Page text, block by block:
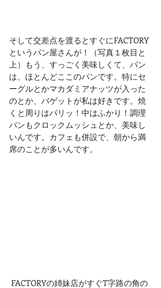
そして交差点を渡るとすぐにFACTORY
というパン屋さんが！（写真１枚目と
上）もう、すっごく美味しくて、パン
は、ほとんどここのパンです。特にセ
ーグルとかマカダミアナッツが入った
のとか、バゲットが私は好きです。焼
くと周りはパリッ！中はふかり！調理
パンもクロックムッシュとか、美味し
いんです。カフェも併設で、朝から満
席のことが多いんです。